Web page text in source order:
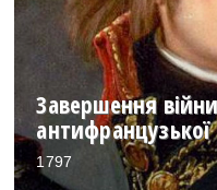
Завершення
антифранцузької
1797